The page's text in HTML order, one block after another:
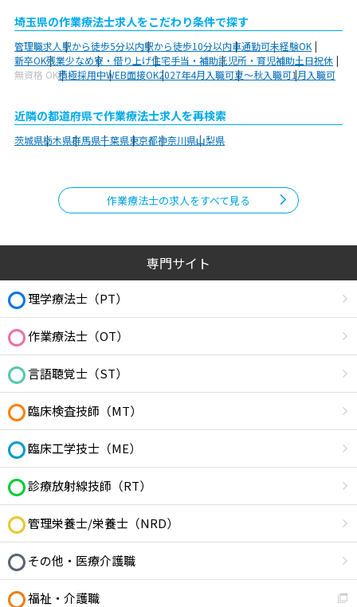
埼玉県の作業療法士求人をこだわり条件で探す
管理職求人駅から徒歩5分以内駅から徒歩10分以内車通勤可未経験OK
新卒OK残業少なめ寮・借り上げ住宅手当・補助託児所・育児補助土日祝休
無資格 OK積極採用中WEB面接OK2027年4月入職可夏～秋入職可1月入職可
近隣の都道府県で作業療法士求人を再検索
茨城県栃木県群馬県千葉県東京都神奈川県山梨県
作業療法士の求人をすべて見る
専門サイト
理学療法士（PT）
作業療法士（OT）
言語聴覚士（ST）
臨床検査技師（MT）
臨床工学技士（ME）
診療放射線技師（RT）
管理栄養士/栄養士（NRD）
その他・医療介護職
福祉・介護職